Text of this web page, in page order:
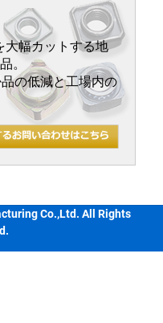
大幅カットする地
。
の低減と工場内の
Co.,Ltd. All Rights